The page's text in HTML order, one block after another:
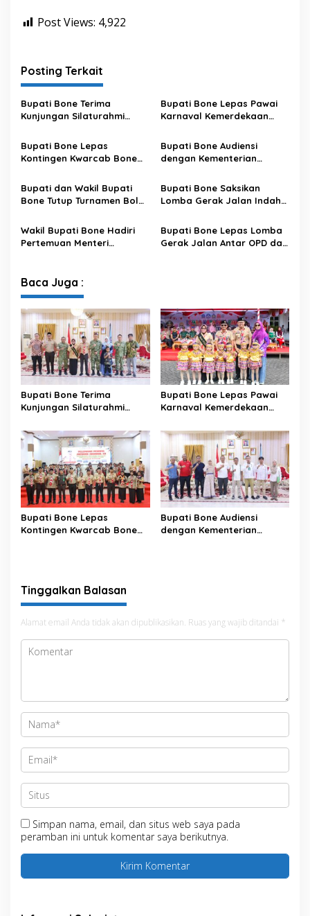
Post Views: 4,922
Posting Terkait
Bupati Bone Terima
Kunjungan Silaturahmi
XIV/Hasanuddin
Bupati Bone Lepas Pawai
Karnaval Kemerdekaan
Sambut HUT ke-81 RI
Bupati Bone Lepas
Kontingen Kwarcab Bone
XII Tahun 2026
Bupati Bone Audiensi
dengan Kementerian
Penataan Kawasan Hutan
untuk Kepastian Hak Tanah
Bupati dan Wakil Bupati
Bone Tutup Turnamen Bola
Tambah Bonus Rp10 Juta
untuk Para Juara
Bupati Bone Saksikan
Lomba Gerak Jalan Indah
dan Bangkitkan Semangat
Kemerdekaan
Wakil Bupati Bone Hadiri
Pertemuan Menteri
Modern di Sulawesi Selatan
Bupati Bone Lepas Lomba
Gerak Jalan Antar OPD dan
Baca Juga :
Bupati Bone Terima
Kunjungan Silaturahmi
XIV/Hasanuddin
Bupati Bone Lepas Pawai
Karnaval Kemerdekaan
Sambut HUT ke-81 RI
Bupati Bone Lepas
Kontingen Kwarcab Bone
Bupati Bone Audiensi
dengan Kementerian
Tinggalkan Balasan
Alamat email Anda tidak akan dipublikasikan. Ruas yang wajib ditandai *
Simpan nama, email, dan situs web saya pada
peramban ini untuk komentar saya berikutnya.